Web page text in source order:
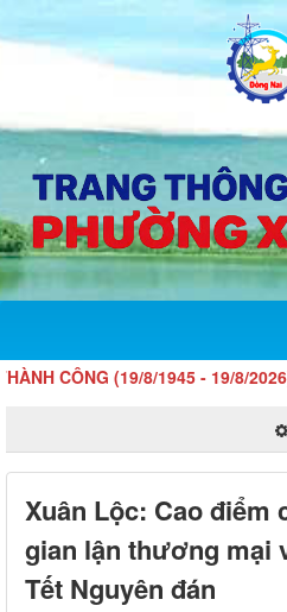
CÔNG (19/8/1945 - 19/8/2026)
Xuân Lộc: Cao điểm
gian lận thương mại
Tết Nguyên đán